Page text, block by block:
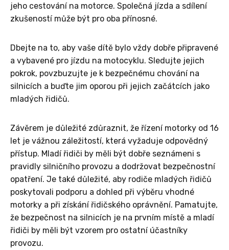
jeho cestování na motorce. Společná jízda a sdílení
zkušeností může být pro oba přínosné.
Dbejte na to, aby vaše dítě bylo vždy dobře připravené
a vybavené pro jízdu na motocyklu. Sledujte jejich
pokrok, povzbuzujte je k bezpečnému chování na
silnicích a buďte jim oporou při jejich začátcích jako
mladých řidičů.
Závěrem je důležité zdůraznit, že řízení motorky od 16
let je vážnou záležitostí, která vyžaduje odpovědný
přístup. Mladí řidiči by měli být dobře seznámeni s
pravidly silničního provozu a dodržovat bezpečnostní
opatření. Je také důležité, aby rodiče mladých řidičů
poskytovali podporu a dohled při výběru vhodné
motorky a při získání řidičského oprávnění. Pamatujte,
že bezpečnost na silnicích je na prvním místě a mladí
řidiči by měli být vzorem pro ostatní účastníky
provozu.